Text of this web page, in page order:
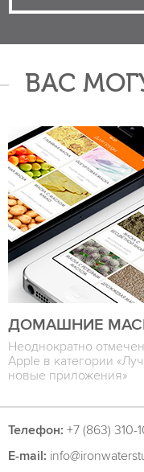
ВАС
ДОМАШНИЕ
Неоднократно
Apple в категории
новые приложения»
Телефон: +7 (863) 310-
E-mail: